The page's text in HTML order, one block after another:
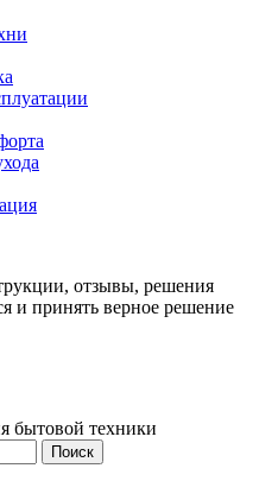
отзывы, решения
и принять верное решение
бытовой техники